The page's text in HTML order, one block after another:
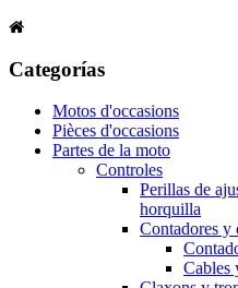
Categorías
Motos d'occasions
Pièces d'occasions
Partes de la moto
Controles
Perillas de
horquilla
Contadores y
Cables